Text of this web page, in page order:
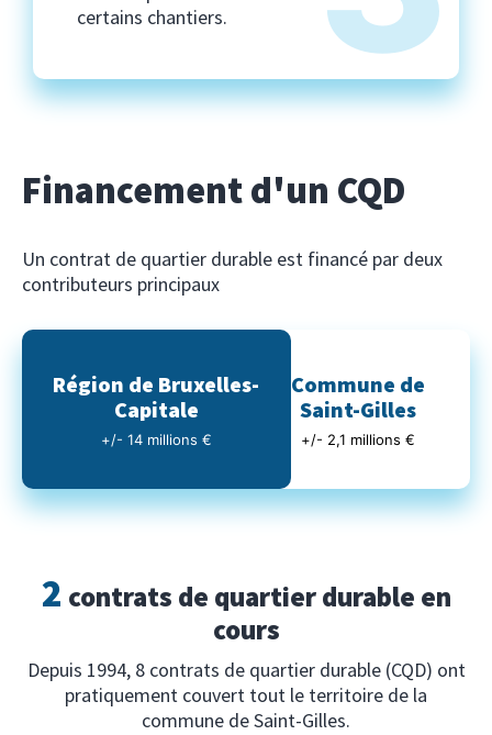
certains chantiers.
Financement d'un CQD
Un contrat de quartier durable est financé par deux
contributeurs principaux
Région de Bruxelles-
Capitale
+/- 14 millions €
Commune de
Saint-Gilles
+/- 2,1 millions €
2 contrats de quartier durable en
cours
Depuis 1994, 8 contrats de quartier durable (CQD) ont
pratiquement couvert tout le territoire de la
commune de Saint-Gilles.